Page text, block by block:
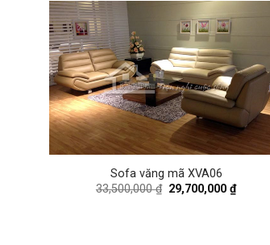
Sofa văng mã XVA06
33,500,000₫ Original
price
29,700,000₫Current
price